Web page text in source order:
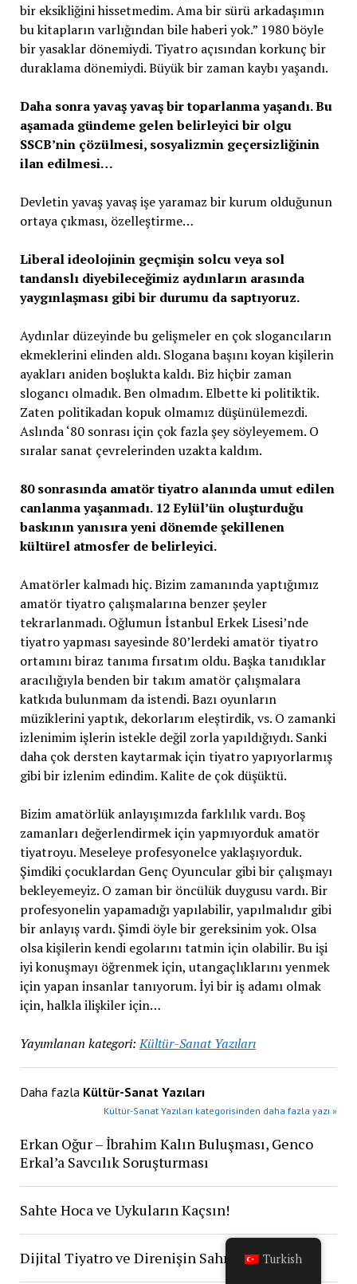
bir eksikliğini hissetmedim. Ama bir sürü arkadaşımın
bu kitapların varlığından bile haberi yok.” 1980 böyle
bir yasaklar dönemiydi. Tiyatro açısından korkunç bir
duraklama dönemiydi. Büyük bir zaman kaybı yaşandı.
Daha sonra yavaş yavaş bir toparlanma yaşandı. Bu
aşamada gündeme gelen belirleyici bir olgu
SSCB’nin çözülmesi, sosyalizmin geçersizliğinin
ilan edilmesi…
Devletin yavaş yavaş işe yaramaz bir kurum olduğunun
ortaya çıkması, özelleştirme…
Liberal ideolojinin geçmişin solcu veya sol
tandanslı diyebileceğimiz aydınların arasında
yaygınlaşması gibi bir durumu da saptıyoruz.
Aydınlar düzeyinde bu gelişmeler en çok slogancıların
ekmeklerini elinden aldı. Slogana başını koyan kişilerin
ayakları aniden boşlukta kaldı. Biz hiçbir zaman
slogancı olmadık. Ben olmadım. Elbette ki politiktik.
Zaten politikadan kopuk olmamız düşünülemezdi.
Aslında ‘80 sonrası için çok fazla şey söyleyemem. O
sıralar sanat çevrelerinden uzakta kaldım.
80 sonrasında amatör tiyatro alanında umut edilen
canlanma yaşanmadı. 12 Eylül’ün oluşturduğu
baskının yanısıra yeni dönemde şekillenen
kültürel atmosfer de belirleyici.
Amatörler kalmadı hiç. Bizim zamanında yaptığımız
amatör tiyatro çalışmalarına benzer şeyler
tekrarlanmadı. Oğlumun İstanbul Erkek Lisesi’nde
tiyatro yapması sayesinde 80’lerdeki amatör tiyatro
ortamını biraz tanıma fırsatım oldu. Başka tanıdıklar
aracılığıyla benden bir takım amatör çalışmalara
katkıda bulunmam da istendi. Bazı oyunların
müziklerini yaptık, dekorlarım eleştirdik, vs. O zamanki
izlenimim işlerin istekle değil zorla yapıldığıydı. Sanki
daha çok dersten kaytarmak için tiyatro yapıyorlarmış
gibi bir izlenim edindim. Kalite de çok düşüktü.
Bizim amatörlük anlayışımızda farklılık vardı. Boş
zamanları değerlendirmek için yapmıyorduk amatör
tiyatroyu. Meseleye profesyonelce yaklaşıyorduk.
Şimdiki çocuklardan Genç Oyuncular gibi bir çalışmayı
bekleyemeyiz. O zaman bir öncülük duygusu vardı. Bir
profesyonelin yapamadığı yapılabilir, yapılmalıdır gibi
bir anlayış vardı. Şimdi öyle bir gereksinim yok. Olsa
olsa kişilerin kendi egolarını tatmin için olabilir. Bu işi
iyi konuşmayı öğrenmek için, utangaçlıklarını yenmek
için yapan insanlar tanıyorum. İyi bir iş adamı olmak
için, halkla ilişkiler için…
Yayımlanan kategori: Kültür-Sanat Yazıları
Daha fazla Kültür-Sanat Yazıları
Kültür-Sanat Yazıları kategorisinden daha fazla yazı »
Erkan Oğur – İbrahim Kalın Buluşması, Genco
Erkal’a Savcılık Soruşturması
Sahte Hoca ve Uykuların Kaçsın!
Dijital Tiyatro ve Direnişin Sahnesi Turkish